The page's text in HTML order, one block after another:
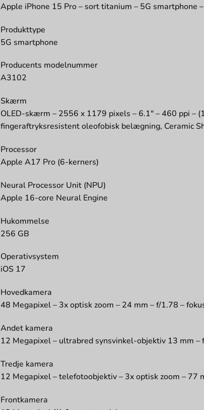
Apple iPhone 15 Pro – sort titanium – 5G smartphone
Produkttype
5G smartphone
Producents modelnummer
A3102
Skærm
OLED-skærm – 2556 x 1179 pixels – 6.1″ – 460 ppi –
fingeraftryksresistent oleofobisk belægning, Ceramic
Processor
Apple A17 Pro (6-kerners)
Neural Processor Unit (NPU)
Apple 16-core Neural Engine
Hukommelse
256 GB
Operativsystem
iOS 17
Hovedkamera
48 Megapixel – 3x optisk zoom – 24 mm – f/1.78 –
Andet kamera
12 Megapixel – ultrabred synsvinkel-objektiv 13 mm –
Tredje kamera
12 Megapixel – telefotoobjektiv – 3x optisk zoom – 77
Frontkamera